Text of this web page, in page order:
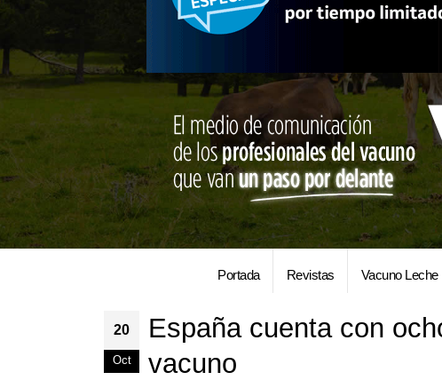
Portada Revistas Vacuno Leche
20
Oct
España cuenta con
vacuno